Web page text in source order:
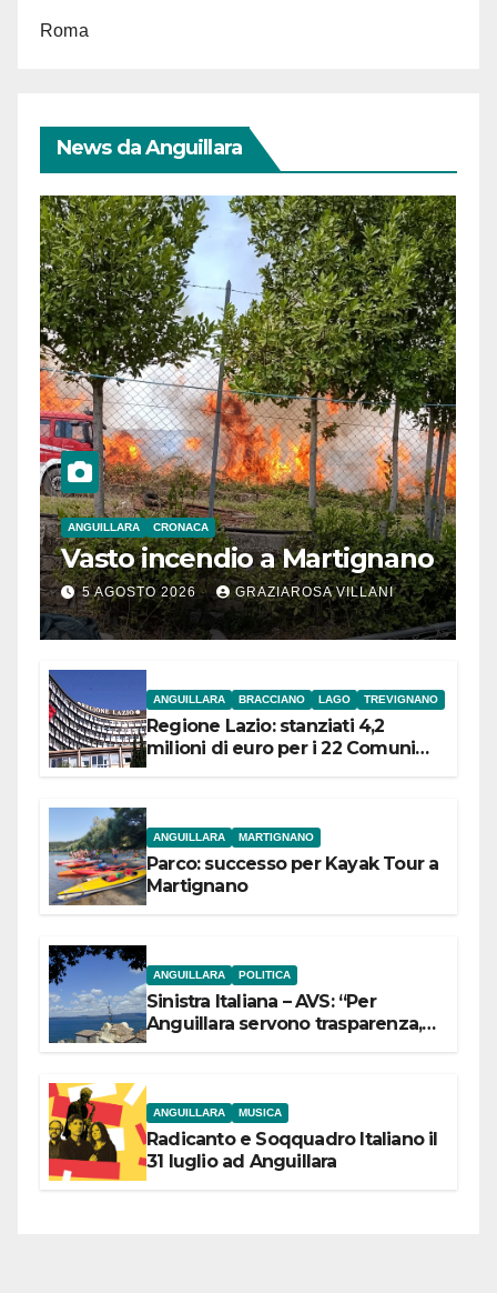
Roma
News da Anguillara
ANGUILLARA CRONACA
Vasto incendio a Martignano
5 AGOSTO 2026 GRAZIAROSA VILLANI
ANGUILLARA BRACCIANO LAGO TREVIGNANO
Regione Lazio: stanziati 4,2
milioni di euro per i 22 Comuni
ANGUILLARA MARTIGNANO
Parco: successo per Kayak Tour a
Martignano
ANGUILLARA POLITICA
Sinistra Italiana – AVS: “Per
Anguillara servono trasparenza,
ANGUILLARA MUSICA
Radicanto e Soqquadro Italiano il
31 luglio ad Anguillara